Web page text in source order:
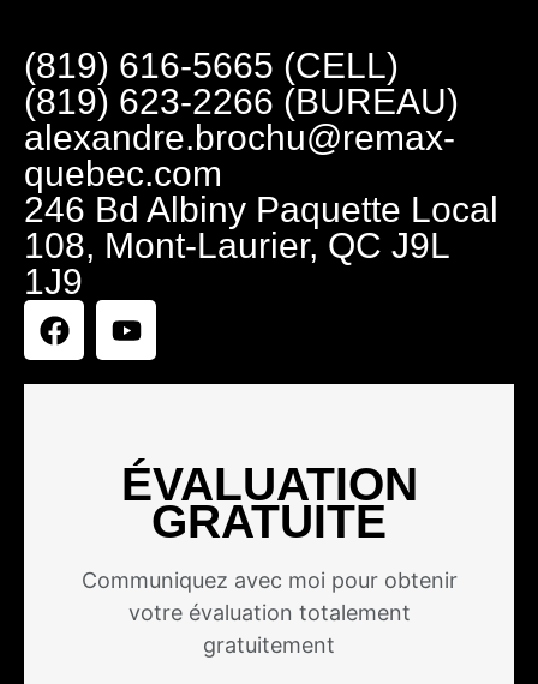
(819) 616-5665 (CELL)
(819) 623-2266 (BUREAU)
alexandre.brochu@remax-
quebec.com
246 Bd Albiny Paquette Local
108, Mont-Laurier, QC J9L
1J9
ÉVALUATION
GRATUITE
Communiquez avec moi pour obtenir
votre évaluation totalement
gratuitement